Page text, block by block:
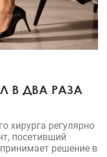
В ДВА РАЗА
хирурга регулярно
посетивший
решение в